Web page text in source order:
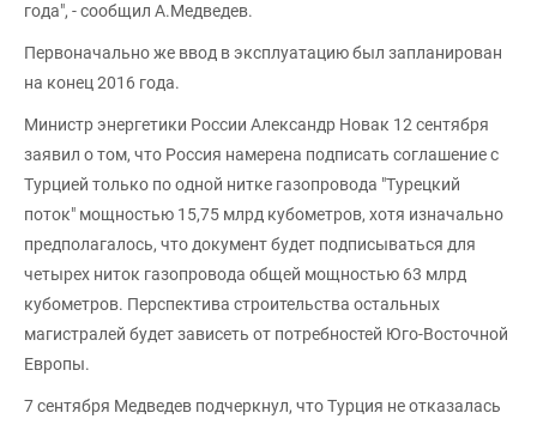
года", - сообщил А.Медведев.
Первоначально же ввод в эксплуатацию был запланирован
на конец 2016 года.
Министр энергетики России Александр Новак 12 сентября
заявил о том, что Россия намерена подписать соглашение с
Турцией только по одной нитке газопровода "Турецкий
поток" мощностью 15,75 млрд кубометров, хотя изначально
предполагалось, что документ будет подписываться для
четырех ниток газопровода общей мощностью 63 млрд
кубометров. Перспектива строительства остальных
магистралей будет зависеть от потребностей Юго-Восточной
Европы.
7 сентября Медведев подчеркнул, что Турция не отказалась